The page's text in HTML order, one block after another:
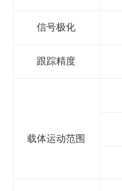
信号极化
跟踪精度
载体运动范围